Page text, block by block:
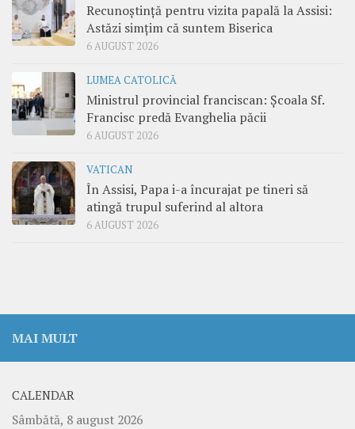
Recunoștință pentru vizita papală la Assisi:
Astăzi simțim că suntem Biserica
6 AUGUST 2026
LUMEA CATOLICĂ
Ministrul provincial franciscan: Școala Sf.
Francisc predă Evanghelia păcii
6 AUGUST 2026
VATICAN
În Assisi, Papa i-a încurajat pe tineri să
atingă trupul suferind al altora
6 AUGUST 2026
MAI MULT
CALENDAR
Sâmbătă, 8 august 2026